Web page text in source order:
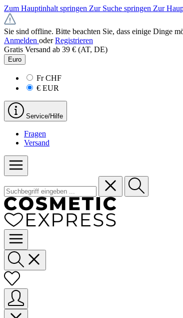
Zum Hauptinhalt springen Zur Suche springen Zur
Sie sind offline. Bitte beachten Sie, dass einige Dinge
Anmelden oder Registrieren
Gratis Versand ab 39 € (AT, DE)
Euro
FrCHF
€ EUR
Service/Hilfe
Fragen
Versand